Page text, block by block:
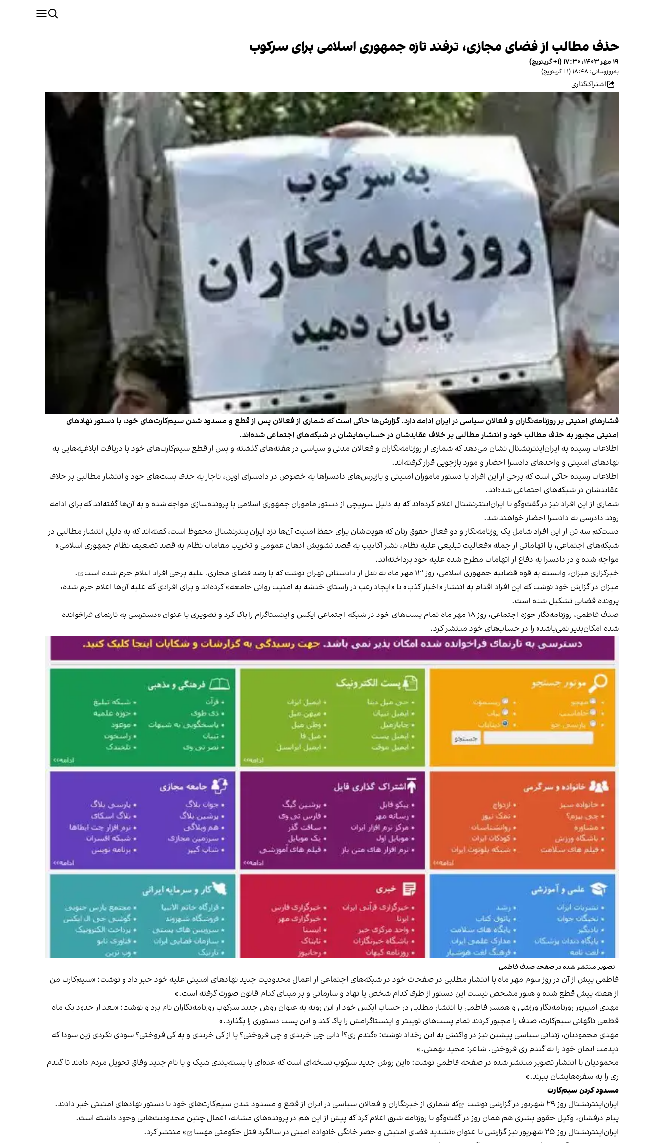
حذف مطالب از فضای مجازی، ترفند تازه جمهوری اسلامی برای سرکوب
۱۹ مهر ۱۴۰۳، ۱۷:۳۰ (‎+۱ گرینویچ)
به‌روزرسانی: ۱۸:۴۸ (‎+۱ گرینویچ)
اشتراک‌گذاری
فشارهای امنیتی بر روزنامه‌نگاران و فعالان سیاسی در ایران ادامه دارد. گزارش‌ها حاکی است که شماری از فعالان پس از قطع و مسدود شدن سیم‌کارت‌های خود، با دستور نهادهای
امنیتی مجبور به حذف مطالب خود و انتشار مطالبی بر خلاف عقایدشان در حساب‌هایشان در شبکه‌های اجتماعی شده‌اند.
اطلاعات رسیده به ایران‌اینترنشنال نشان می‌دهد که شماری از روزنامه‌نگاران و فعالان مدنی و سیاسی در هفته‌های گذشته و پس از قطع سیم‌کارت‌های خود با دریافت ابلاغیه‌هایی به
نهادهای امنیتی و واحدهای دادسرا احضار و مورد بازجویی قرار گرفته‌اند.
اطلاعات رسیده حاکی است که برخی از این افراد با دستور ماموران امنیتی و بازپرس‌های دادسراها به خصوص در دادسرای اوین، ناچار به حذف پست‌های خود و انتشار مطالبی بر خلاف
عقایدشان در شبکه‌های اجتماعی شده‌اند.
شماری از این افراد نیز در گفت‌وگو با ایران‌اینترنشنال اعلام کرده‌اند که به دلیل سرپیچی از دستور ماموران جمهوری اسلامی با پرونده‌سازی مواجه شده و به آن‌ها گفته‌اند که برای ادامه
روند دادرسی به دادسرا احضار خواهند شد.
دست‌کم سه تن از این افراد شامل یک روزنامه‌نگار و دو فعال حقوق زنان که هویت‌شان برای حفظ امنیت آن‌ها نزد ایران‌اینترنشنال محفوظ است، گفته‌اند که به دلیل انتشار مطالبی در
شبکه‌های اجتماعی، با اتهاماتی از جمله «فعالیت تبلیغی علیه نظام، نشر اکاذیب به قصد تشویش اذهان عمومی و تخریب مقامات نظام به قصد تضعیف نظام جمهوری اسلامی»
مواجه شده و در دادسرا به دفاع از اتهامات مطرح شده علیه خود پرداخته‌اند.
خبرگزاری میزان، وابسته به قوه قضاییه جمهوری اسلامی، روز ۱۳ مهر ماه به نقل از دادستانی تهران نوشت که با رصد فضای مجازی،
علیه برخی افراد اعلام جرم شده است
.
میزان در گزارش خود نوشت که این افراد اقدام به انتشار «اخبار کذب» یا «ایجاد رعب در راستای خدشه به امنیت روانی جامعه» کرده‌اند و برای افرادی که علیه آن‌ها اعلام جرم شده،
پرونده قضایی تشکیل شده است.
صدف فاطمی، روزنامه‌نگار حوزه اجتماعی، روز ۱۸ مهر ماه تمام پست‌های خود در شبکه اجتماعی ایکس و اینستاگرام را پاک کرد و تصویری با عنوان «دسترسی به تارنمای فراخوانده
شده امکان‌پذیر نمی‌باشد» را در حساب‌های خود منتشر کرد.
تصویر منتشر شده در صفحه صدف فاطمی
فاطمی پیش از آن در روز سوم مهر ماه با انتشار مطلبی در صفحات خود در شبکه‌های اجتماعی از اعمال محدودیت جدید نهادهای امنیتی علیه خود خبر داد و نوشت: «سیم‌کارت من
از هفته پیش قطع شده و هنوز مشخص نیست این دستور از طرف کدام شخص یا نهاد و سازمانی و بر مبنای کدام قانون صورت گرفته است.»
مهدی امیرپور روزنامه‌نگار ورزشی و همسر فاطمی با انتشار مطلبی در حساب ایکس خود از این رویه به عنوان روش جدید سرکوب روزنامه‌نگاران نام برد و نوشت: «بعد از حدود یک ماه
قطعی ناگهانی سیم‌کارت، صدف را مجبور کردند تمام پست‌های توییتر‌ و اینستاگرامش را پاک کند و این پست دستوری را بگذارد.»
مهدی محمودیان، زندانی سیاسی پیشین نیز در واکنش به این رخداد نوشت: «گندم ری؟! دانی چی خریدی و چی فروختی؟ یا از کی خریدی و به کی فروختی؟ سودی نکردی زین سودا که
دیدمت ایمان خود را به گندم ری فروختی. شاعر: مجید بهمنی.»
محمودیان با انتشار تصویر منتشر شده در صفحه فاطمی نوشت: «این روش جدید سرکوب نسخه‌ای است که عده‌ای با بسته‌بندی شیک و با نام جدید وفاق تحویل مردم دادند تا گندم
ری را به سفره‌هایشان ببرند.»
مسدود کردن سیم‌کارت
ایران‌اینترنشنال روز ۲۹ شهریور در گزارشی
نوشت
که شماری از خبرنگاران و فعالان سیاسی در ایران از قطع و مسدود شدن سیم‌کارت‌های خود با دستور نهادهای امنیتی خبر دادند.
پیام درفشان، وکیل حقوق‌ بشری هم همان روز در گفت‌وگو با روزنامه شرق اعلام کرد که پیش از این هم در پرونده‌های مشابه، اعمال چنین محدودیت‌هایی وجود داشته است.
ایران‌اینترنشنال روز ۲۵ شهریور نیز گزارشی با عنوان «
تشدید فضای امنیتی و حصر خانگی خانواده امینی در سالگرد قتل حکومتی مهسا
» منتشر کرد.